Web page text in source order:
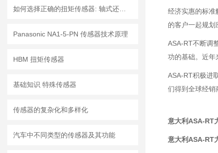
Panasonic NA1-5-PN 传感器技术原理
HBM 扭矩传感器
基础知识 特殊传感器
传感器的复杂化和多样化
汽车中不同类型的传感器及其功能
经济实惠的标准
的客户一起规
ASA-RT不断调
功的基础。近年
ASA-RT积极进
们得到全球经销
意大利ASA-RT
意大利ASA-RT